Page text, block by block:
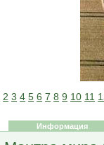
2 3 4 5 6 7 8 9 10 11
Информация